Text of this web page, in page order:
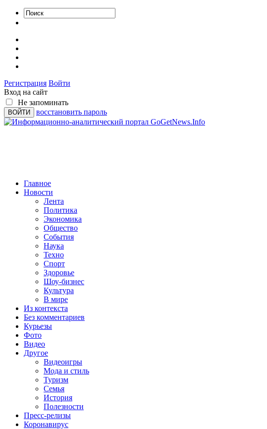
Регистрация Войти
Вход на сайт
Не запоминать
восстановить пароль
Главное
Новости
Лента
Политика
Экономика
Общество
События
Наука
Техно
Спорт
Здоровье
Шоу-бизнес
Культура
В мире
Из контекста
Без комментариев
Курьезы
Фото
Видео
Другое
Видеоигры
Мода и стиль
Туризм
Семья
История
Полезности
Пресс-релизы
Коронавирус